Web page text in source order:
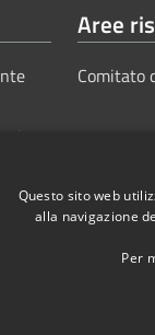
Aree
Comitato
Questo sito web
alla navigazione
Per